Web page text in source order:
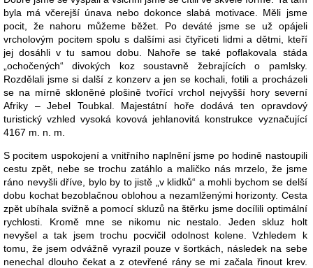
byla má včerejší únava nebo dokonce slabá motivace. Měli jsme
pocit, že nahoru můžeme běžet. Po deváté jsme se už opájeli
vrcholovým pocitem spolu s dalšími asi čtyřiceti lidmi a dětmi, kteří
jej dosáhli v tu samou dobu. Nahoře se také poflakovala stáda
„ochočených“ divokých koz soustavně žebrajících o pamlsky.
Rozdělali jsme si další z konzerv a jen se kochali, fotili a procházeli
se na mírně skloněné plošině tvořící vrchol nejvyšší hory severní
Afriky – Jebel Toubkal. Majestátní hoře dodává ten opravdový
turistický vzhled vysoká kovová jehlanovitá konstrukce vyznačující
4167 m. n. m.
S pocitem uspokojení a vnitřního naplnění jsme po hodině nastoupili
cestu zpět, nebe se trochu zatáhlo a maličko nás mrzelo, že jsme
ráno nevyšli dříve, bylo by to jistě „v klidků“ a mohli bychom se delší
dobu kochat bezoblačnou oblohou a nezamlženými horizonty. Cesta
zpět ubíhala svižně a pomocí skluzů na štěrku jsme docílili optimální
rychlosti. Kromě mne se nikomu nic nestalo. Jeden skluz holt
nevyšel a tak jsem trochu pocvičil odolnost kolene. Vzhledem k
tomu, že jsem odvážně vyrazil pouze v šortkách, následek na sebe
nenechal dlouho čekat a z otevřené rány se mi začala řinout krev.